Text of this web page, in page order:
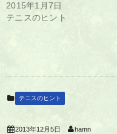
2015年1月7日
テニスのヒント
テニスのヒント
2013年12月5日 hamn